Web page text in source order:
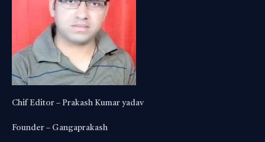
Chif Editor – Prakash Kumar yadav
Founder – Gangaprakash